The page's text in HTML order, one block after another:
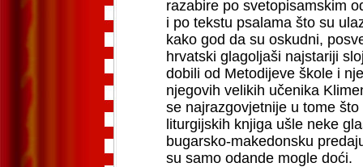
razabire po svetopisamskim
i po tekstu psalama što su
kako god da su oskudni,
hrvatski glagoljaši najstariji
dobili od Metodijeve škole i
njegovih velikih učenika
se najrazgovjetnije u tome
liturgijskih knjiga ušle neke
bugarsko-makedonsku
su samo odande mogle doći.